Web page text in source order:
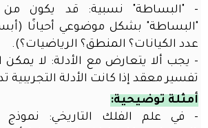
بحث
ذكي
تسجيل
الدخول
اسم المستخدم
- "البساطة" نسبية: قد يكون
"البساطة" بشكل موضوعي أحيانًا
عدد الكيانات؟ المنطق؟ الرياضيات؟).
- يجب ألا يتعارض مع الأدلة: لا
تفسير معقد إذا كانت الأدلة التجريبية
أمثلة توضيحية:
- في علم الفلك التاريخي: